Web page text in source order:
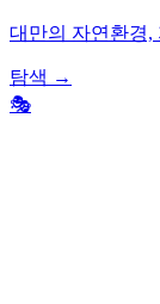
대만의 자연환경,
탐색 →
🎭